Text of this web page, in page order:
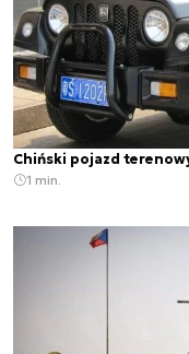
Chiński pojazd
1 min.